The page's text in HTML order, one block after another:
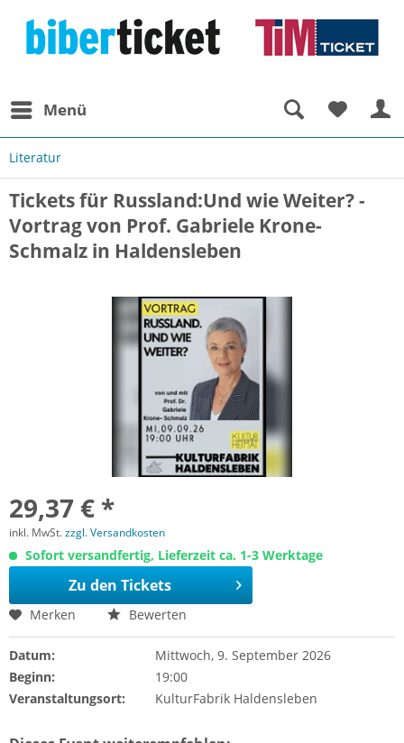
Menü
Literatur
Tickets für Russland:Und wie Weiter? -
Vortrag von Prof. Gabriele Krone-
Schmalz in Haldensleben
29,37 € *
inkl. MwSt.zzgl. Versandkosten
Sofort versandfertig, Lieferzeit ca. 1-3 Werktage
Zu den Tickets
Merken Bewerten
Datum:
Mittwoch, 9. September 2026
Beginn:
19:00
Veranstaltungsort:
KulturFabrik Haldensleben